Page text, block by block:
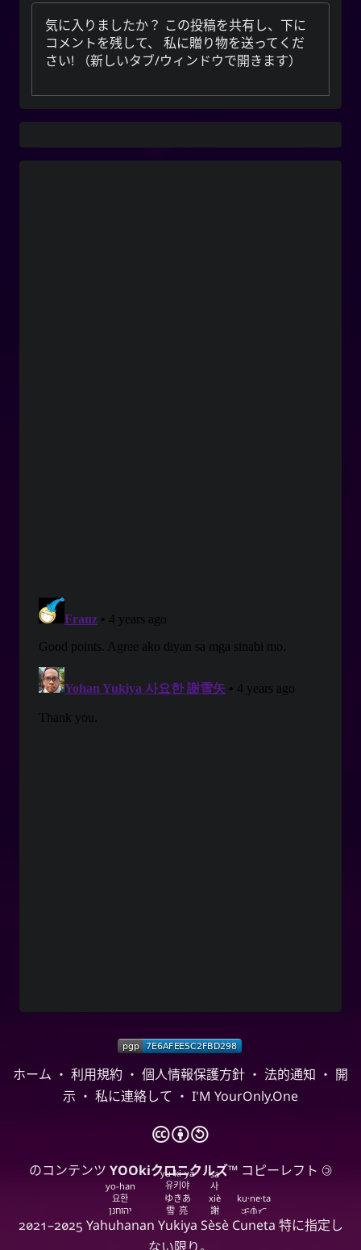
気に入りましたか？ この投稿を共有し、下に
コメントを残して、 私に贈り物を送ってくだ
さい! （新しいタブ/ウィンドウで開きます）
ホーム ・ 利用規約 ・ 個人情報保護方針 ・ 法的通知 ・ 開
示 ・ 私に連絡して ・ I'M YourOnly.One
🅭🅯🄎
のコンテンツ YOOkiクロニクルズ™ コピーレフト 🄯
2021–2025 Yahuhanan
יהוחנן
요한
yo-han
Yukiya
雪亮
ゆきあ
유키야
yu-ki-ya
Sèsè
謝
xiè
사
sa
Cuneta
ᜃᜓᜈᜒᜆ
ku·ne·ta
特に指定し